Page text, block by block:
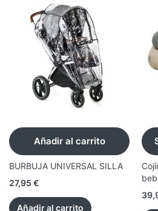
Añadir al carrito
BURBUJA UNIVERSAL SILLA
27,95 €
Añadir al carrito